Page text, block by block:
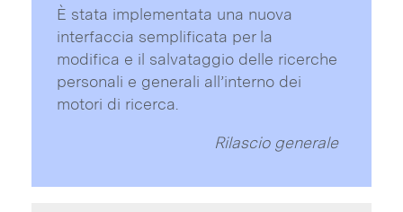
È stata implementata una nuova
interfaccia semplificata per la
modifica e il salvataggio delle ricerche
personali e generali all’interno dei
motori di ricerca.
Rilascio generale